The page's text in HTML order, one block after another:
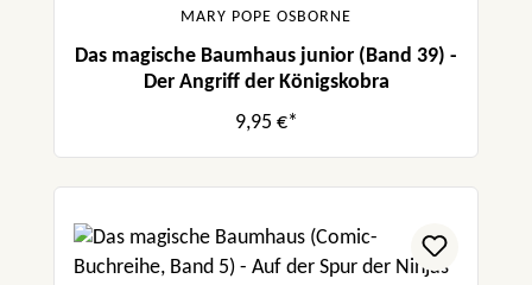
MARY POPE OSBORNE
Das magische Baumhaus junior (Band 39) -
Der Angriff der Königskobra
9,95 €*